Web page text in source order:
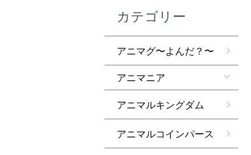
カテゴリー
アニマグ〜よんだ？〜
アニマニア
アニマルキングダム
アニマルコインパース